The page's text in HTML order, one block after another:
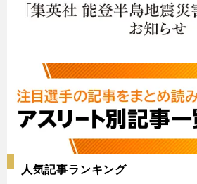
人気記事ランキング